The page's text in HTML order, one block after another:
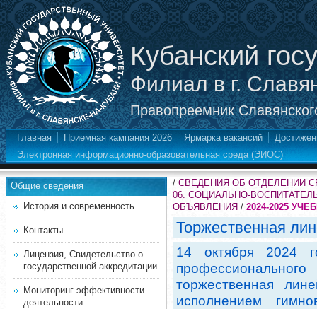
Кубанский
Филиал в г.
Правопреемник
Главная Приемная кампания 2026 Ярмарка вакансий
Электронная информационно-образовательная среда (ЭИОС)
Общие сведения
История и современность
Контакты
Лицензия, Свидетельство о
государственной аккредитации
Мониторинг эффективности
деятельности
/ СВЕДЕНИЯ ОБ ОТДЕЛЕНИИ
06. СОЦИАЛЬНО-
ОБЪЯВЛЕНИЯ / 2024-2025
Торжественная
14 октября 2024
торжественная
исполнением